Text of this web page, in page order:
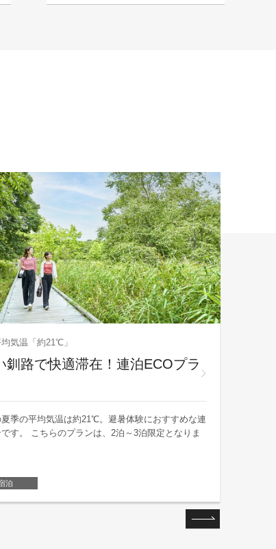
気温「約21℃」
釧路で快適滞在！連泊ECOプラ
季の平均気温は約21℃。避暑体験におすすめな連
す。 こちらのプランは、2泊～3泊限定となりま
泊